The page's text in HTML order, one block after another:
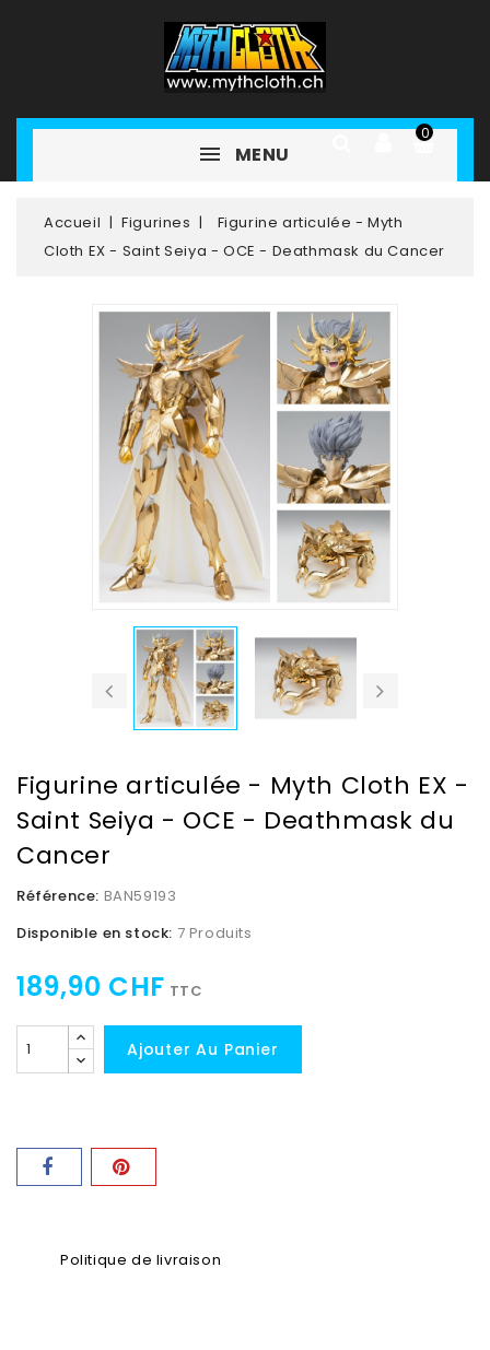
0
MENU
Accueil Figurines
Figurine articulée - Myth
Cloth EX - Saint Seiya - OCE - Deathmask du Cancer
Figurine articulée - Myth Cloth EX -
Saint Seiya - OCE - Deathmask du
Cancer
Référence: BAN59193
Disponible en stock: 7 Produits
189,90 CHF TTC
Ajouter Au Panier
Politique de livraison